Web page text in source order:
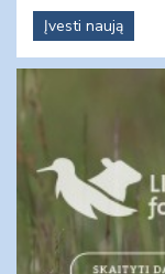
Įvesti naują